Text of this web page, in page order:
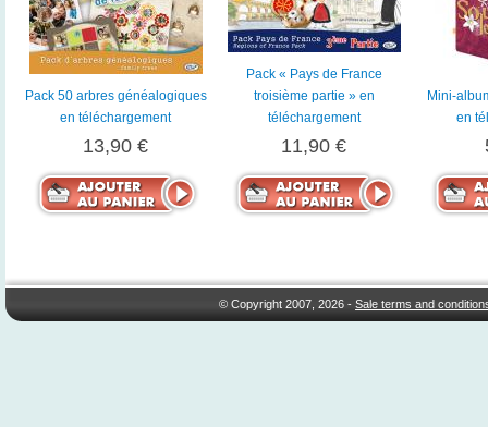
Pack 50 arbres généalogiques
en téléchargement
13,90 €
Pack « Pays de France
troisième partie » en
téléchargement
11,90 €
Mini-
en
© Copyright 2007, 2026 -Sale terms and